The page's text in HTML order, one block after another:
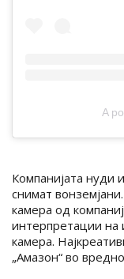
A
Компанијата нуди
снимат
камера од
интерпретации на
камера.
„Амазон“ во